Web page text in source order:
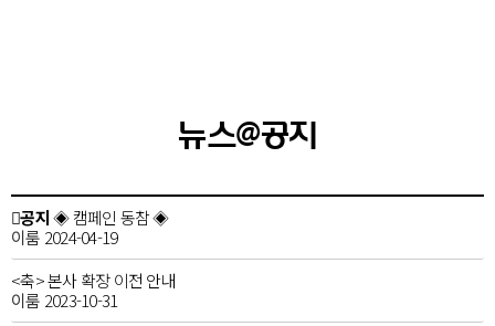
뉴스@공지
공지◈ 캠페인 동참 ◈
이룸 2024-04-19
<축> 본사 확장 이전 안내
이룸 2023-10-31